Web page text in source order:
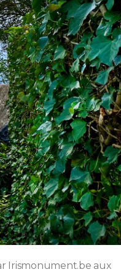
Irismonument.be aux